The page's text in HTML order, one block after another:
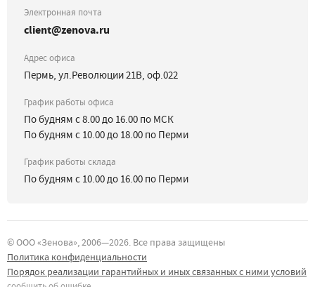
Электронная почта
client@zenova.ru
Адрес офиса
Пермь, ул.Революции 21В, оф.022
График работы офиса
По будням с 8.00 до 16.00 по МСК
По будням с 10.00 до 18.00 по Перми
График работы склада
По будням с 10.00 до 16.00 по Перми
©ООО «Зенова», 2006—2026. Все права защищены
Политика конфиденциальности
Порядок реализации гарантийных и иных связанных с ними условий